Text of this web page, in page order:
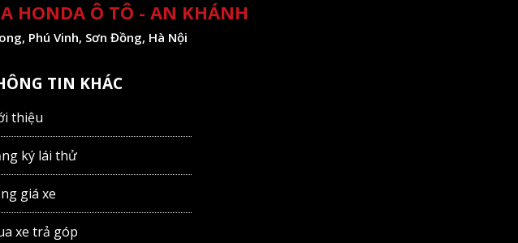
HONDA Ô TÔ - AN KHÁNH
Phú Vinh, Sơn Đồng, Hà Nội
TIN KHÁC
thiệu
ký lái thử
giá xe
xe trả góp